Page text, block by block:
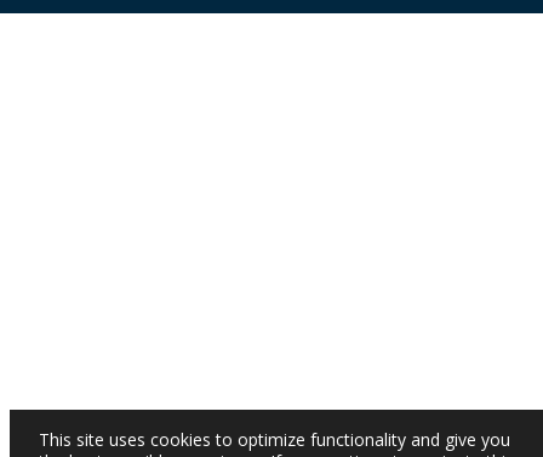
This site uses cookies to optimize functionality and give you